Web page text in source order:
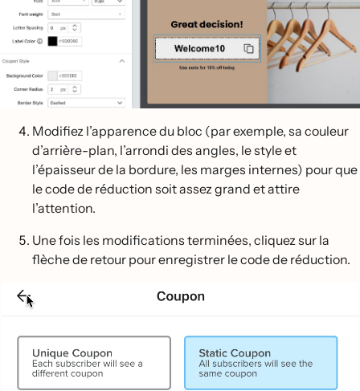
Modifiez l’apparence du bloc (par exemple, sa couleur
d’arrière-plan, l’arrondi des angles, le style et
l’épaisseur de la bordure, les marges internes) pour que
le code de réduction soit assez grand et attire
l’attention.
Une fois les modifications terminées, cliquez sur la
flèche de retour pour enregistrer le code de réduction.